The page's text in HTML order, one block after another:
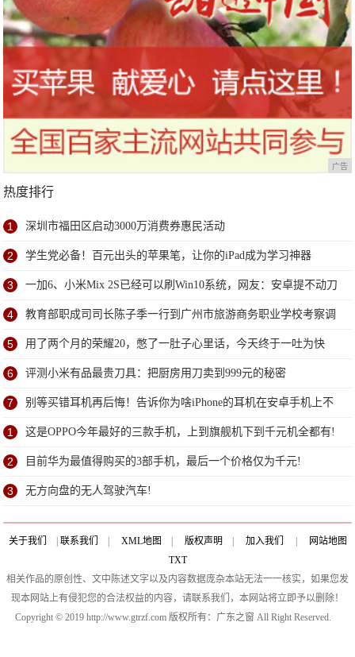
广告
热度排行
1 深圳市福田区启动3000万消费券惠民活动
2 学生党必备！百元出头的苹果笔，让你的iPad成为学习神器
3 一加6、小米Mix 2S已经可以刷Win10系统，网友：安卓提不动刀
了？
4 教育部职成司司长陈子季一行到广州市旅游商务职业学校考察调
研
5 用了两个月的荣耀20，憋了一肚子心里话，今天终于一吐为快
6 评测小米有品最贵刀具：把厨房用刀卖到999元的秘密
7 别等买错耳机再后悔！告诉你为啥iPhone的耳机在安卓手机上不
能用
1 这是OPPO今年最好的三款手机，上到旗舰机下到千元机全都有!
2 目前华为最值得购买的3部手机，最后一个价格仅为千元!
3 无方向盘的无人驾驶汽车!
关于我们 联系我们 XML地图 版权声明 加入我们
网站地图
TXT
相关作品的原创性、文中陈述文字以及内容数据庞杂本站无法一一核实，如果您发
现本网站上有侵犯您的合法权益的内容，请联系我们，本网站将立即予以删除！
Copyright © 2019 http://www.gtrzf.com 版权所有：广东之窗 All Right Reserved.